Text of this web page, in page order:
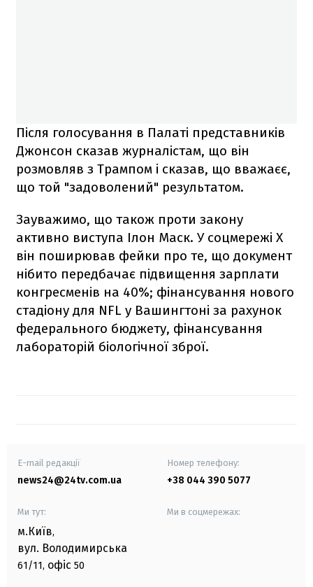
Після голосування в Палаті представників
Джонсон сказав журналістам, що він
розмовляв з Трампом і сказав, що вважаєє,
що той "задоволений" результатом.
Зауважимо, що також проти закону
активно виступа Ілон Маск. У соцмережі Х
він поширював фейки про те, що документ
нібито передбачає підвищення зарплати
конгресменів на 40%; фінансування нового
стадіону для NFL у Вашингтоні за рахунок
федерального бюджету, фінансування
лабораторій біологічної зброї.
E-mail редакції
news24@24tv.com.ua
Номер телефону:
+38 044 390 5077
Ми тут:
м.Київ,
вул. Володимирська
61/11, офіс 50
Ми в соцмережах: